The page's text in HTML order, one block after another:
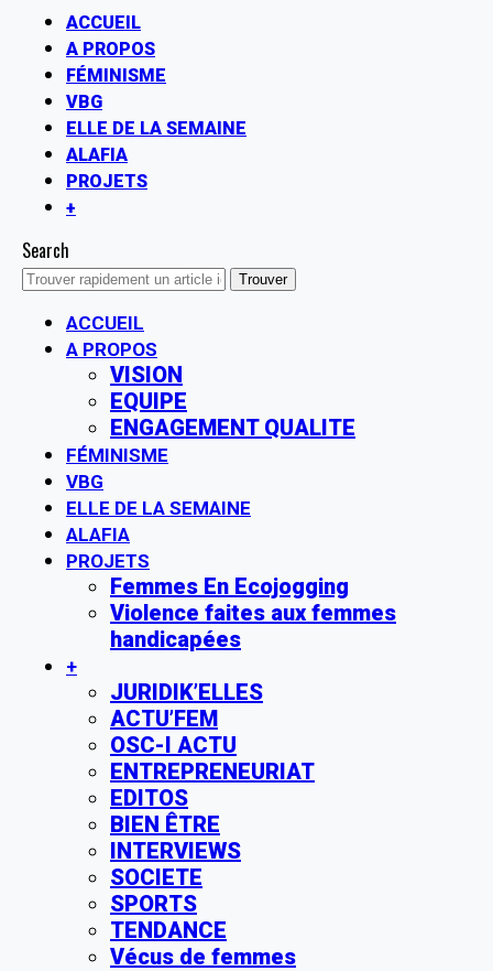
ACCUEIL
A PROPOS
FÉMINISME
VBG
ELLE DE LA SEMAINE
ALAFIA
PROJETS
+
Search
ACCUEIL
A PROPOS
VISION
EQUIPE
ENGAGEMENT QUALITE
FÉMINISME
VBG
ELLE DE LA SEMAINE
ALAFIA
PROJETS
Femmes En Ecojogging
Violence faites aux femmes
handicapées
+
JURIDIK’ELLES
ACTU’FEM
OSC-I ACTU
ENTREPRENEURIAT
EDITOS
BIEN ÊTRE
INTERVIEWS
SOCIETE
SPORTS
TENDANCE
Vécus de femmes